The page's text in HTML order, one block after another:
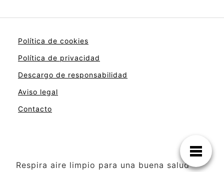
Política de cookies
Política de privacidad
Descargo de responsabilidad
Aviso legal
Contacto
Respira aire limpio para una buena salud